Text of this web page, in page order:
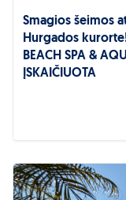
Smagios šeimos
Hurgados
BEACH SPA &
ĮSKAIČIUOTA